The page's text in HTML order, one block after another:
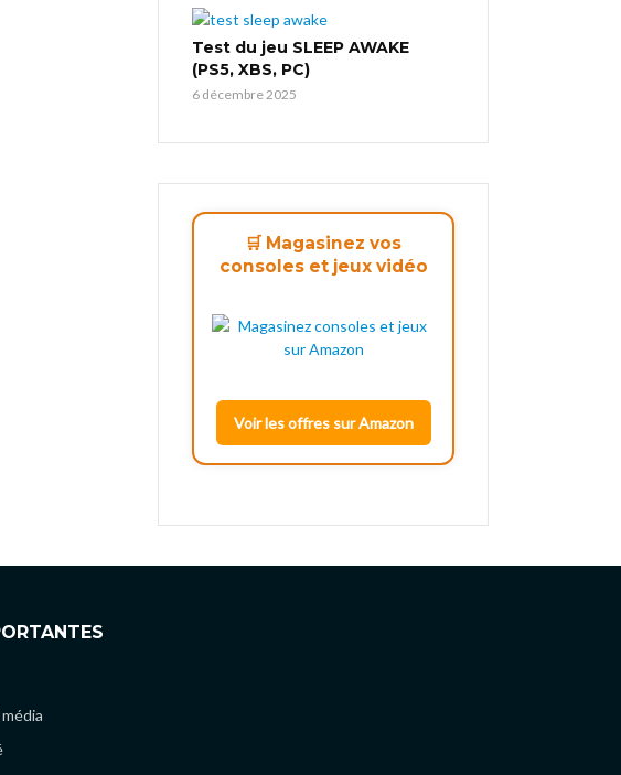
Test du jeu SLEEP AWAKE
(PS5, XBS, PC)
6 décembre 2025
🛒 Magasinez vos
consoles et jeux vidéo
Voir les offres sur Amazon